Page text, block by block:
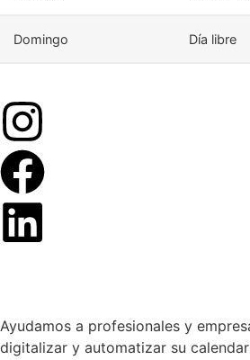
Domingo Día libre
Ayudamos a profesionales y
digitalizar y automatizar su